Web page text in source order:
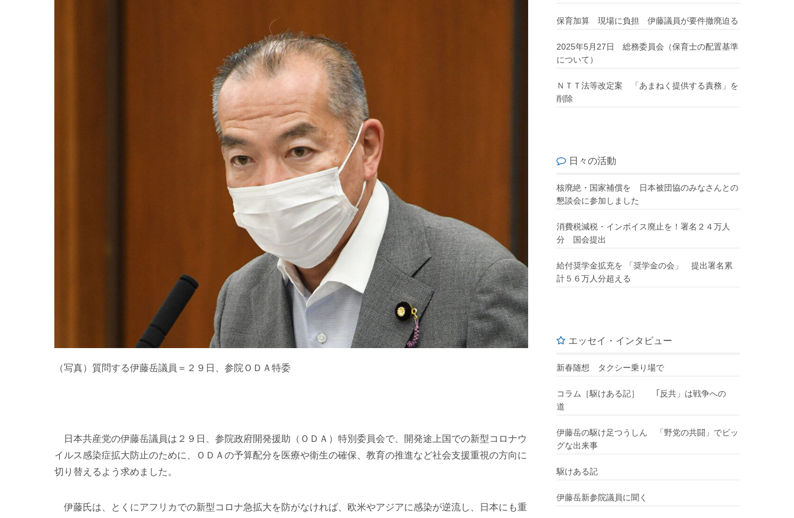
（写真）質問する伊藤岳議員＝２９日、参院ＯＤＡ特委
日本共産党の伊藤岳議員は２９日、参院政府開発援助（ＯＤＡ）特別委員会で、開発途上国での新型コロナウ
イルス感染症拡大防止のために、ＯＤＡの予算配分を医療や衛生の確保、教育の推進など社会支援重視の方向に
切り替えるよう求めました。
伊藤氏は、とくにアフリカでの新型コロナ急拡大を防がなければ、欧米やアジアに感染が逆流し、日本にも重
保育加算 現場に負担 伊藤議員が要件撤廃迫る
2025年5月27日 総務委員会（保育士の配置基準
について）
ＮＴＴ法等改定案 「あまねく提供する責務」を
削除
日々の活動
核廃絶・国家補償を 日本被団協のみなさんとの
懇談会に参加しました
消費税減税・インボイス廃止を！署名２４万人
分 国会提出
給付奨学金拡充を 「奨学金の会」 提出署名累
計５６万人分超える
エッセイ・インタビュー
新春随想 タクシー乗り場で
コラム［駆けある記］ ｢反共」は戦争への
道
伊藤岳の駆け足つうしん 「野党の共闘」でビッ
グな出来事
駆けある記
伊藤岳新参院議員に聞く